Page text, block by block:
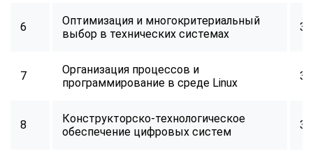
6
Оптимизация и многокритериальный
выбор в технических системах
34
7
Организация процессов и
программирование в среде Linux
32
8
Конструкторско-технологическое
обеспечение цифровых систем
34